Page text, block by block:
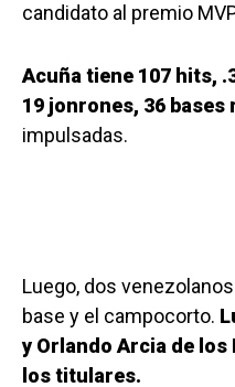
candidato al premio
Acuña tiene 107 hits,
19 jonrones, 36 bases
impulsadas.
Luego, dos
base y el campocorto.
y Orlando Arcia de
los titulares.